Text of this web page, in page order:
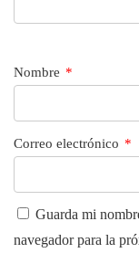
Nombre *
Correo electrónico *
Guarda mi
navegador para la